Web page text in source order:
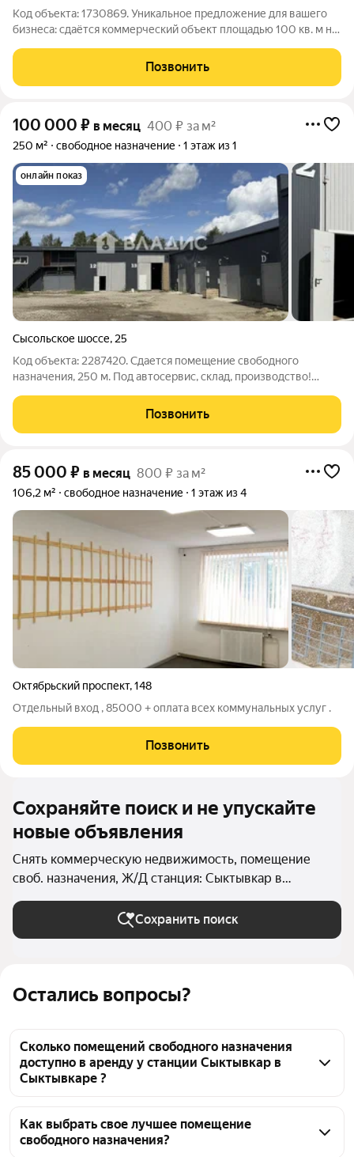
Остались вопросы?
Сколько помещений свободного назначения
доступно в аренду у станции Сыктывкар в
Сыктывкаре ?
Сыктывкаре доступно в аренду 80 помещений
свободного назначения, из них 2 объявления от
Как выбрать свое лучшее помещение
свободного назначения?
Код объекта: 1730869. Уникальное предложение для вашего
бизнеса: сдаётся коммерческий объект площадью 100 кв. м на
свободного назначения идеально подойдёт для реализации
различных коммерческих
Позвонить
100 000 ₽ в месяц 400 ₽ за м²
250 м² свободное назначение 1 этаж из 1
онлайн показ
Сысольское шоссе, 25
Код объекта: 2287420. Сдается помещение свободного
назначения, 250 м. Под автосервис, склад, производство!
Удобное расположение рядом с ТЦ "Лента". Отличная
транспортная доступность и большая
Позвонить
85 000 ₽ в месяц 800 ₽ за м²
106,2 м² свободное назначение 1 этаж из 4
Октябрьский проспект,148
Отдельный вход , 85000 + оплата всех коммунальных услуг .
Позвонить
Сохраняйте поиск и не упускайте
новые объявления
Снять коммерческую недвижимость, помещение
своб. назначения, Ж/Д станция: Сыктывкар в
Сыктывкаре
Сохранить поиск